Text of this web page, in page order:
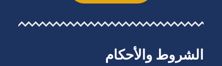
الشروط والأحكام